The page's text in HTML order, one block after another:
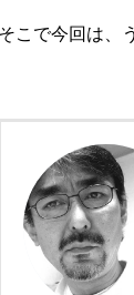
そこで今回は、